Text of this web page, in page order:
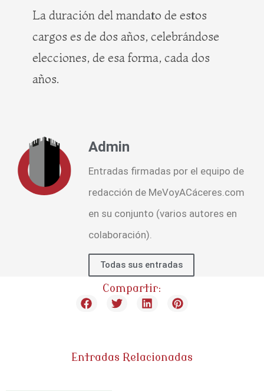
La duración del mandato de estos
cargos es de dos años, celebrándose
elecciones, de esa forma, cada dos
años.
Admin
Entradas firmadas por el equipo de
redacción de MeVoyACáceres.com
en su conjunto (varios autores en
colaboración).
Todas sus entradas
Compartir:
Entradas Relacionadas